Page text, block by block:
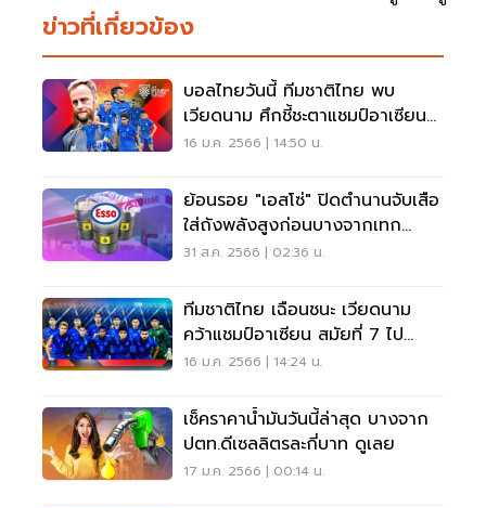
ข่าวที่เกี่ยวข้อง
บอลไทยวันนี้ ทีมชาติไทย พบ
เวียดนาม ศึกชี้ชะตาแชมป์อาเซียน
ดูบอลสดเช็คเลย
16 ม.ค. 2566 | 14:50 น.
ย้อนรอย "เอสโซ่" ปิดตำนานจับเสือ
ใส่ถังพลังสูงก่อนบางจากเทก
โอเวอร์
31 ส.ค. 2566 | 02:36 น.
ทีมชาติไทย เฉือนชนะ เวียดนาม
คว้าแชมป์อาเซียน สมัยที่ 7 ไป
ครอง
16 ม.ค. 2566 | 14:24 น.
เช็คราคาน้ำมันวันนี้ล่าสุด บางจาก
ปตท.ดีเซลลิตรละกี่บาท ดูเลย
17 ม.ค. 2566 | 00:14 น.